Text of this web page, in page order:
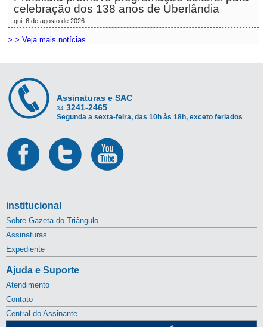
celebração dos 138 anos de Uberlândia
qui, 6 de agosto de 2026
> > Veja mais notícias...
Assinaturas e SAC
34 3241-2465
Segunda a sexta-feira, das 10h às 18h, exceto feriados
institucional
Sobre Gazeta do Triângulo
Assinaturas
Expediente
Ajuda e Suporte
Atendimento
Contato
Central do Assinante